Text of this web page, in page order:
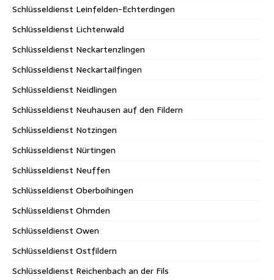
Schlüsseldienst Leinfelden-Echterdingen
Schlüsseldienst Lichtenwald
Schlüsseldienst Neckartenzlingen
Schlüsseldienst Neckartailfingen
Schlüsseldienst Neidlingen
Schlüsseldienst Neuhausen auf den Fildern
Schlüsseldienst Notzingen
Schlüsseldienst Nürtingen
Schlüsseldienst Neuffen
Schlüsseldienst Oberboihingen
Schlüsseldienst Ohmden
Schlüsseldienst Owen
Schlüsseldienst Ostfildern
Schlüsseldienst Reichenbach an der Fils